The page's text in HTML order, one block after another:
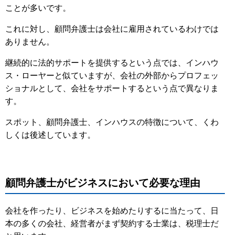
ことが多いです。
これに対し、顧問弁護士は会社に雇用されているわけでは
ありません。
継続的に法的サポートを提供するという点では、インハウ
ス・ローヤーと似ていますが、会社の外部からプロフェッ
ショナルとして、会社をサポートするという点で異なりま
す。
スポット、顧問弁護士、インハウスの特徴について、くわ
しくは後述しています。
顧問弁護士がビジネスにおいて必要な理由
会社を作ったり、ビジネスを始めたりするに当たって、日
本の多くの会社、経営者がまず契約する士業は、税理士だ